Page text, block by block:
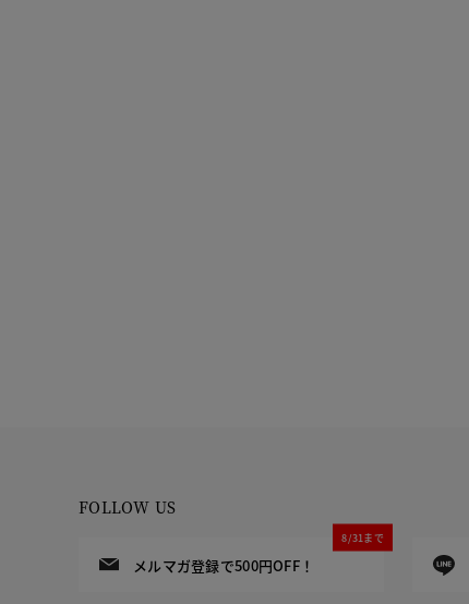
FOLLOW US
メルマガ登録で500円OFF！
8/31まで